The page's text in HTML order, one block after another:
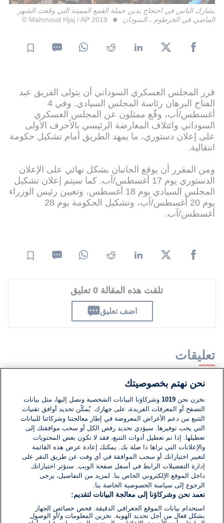
يشارك الناس في احتجاج يدين حملة القمع المميتة التي وقعت الشهر
الماضي في الخرطوم ، السودان
Mahmoud Hjaj / AP 2019 ©
قرر المجلس العسكري السوداني أن يتولى الفريق عبد
الفتاح البرهان رئاسة المجلس السيادي. وفي 4
أغسطس/آب، وقّع ممثلون عن المجلس العسكري
السوداني وائتلاف المعارضة الرئيسي بالأحرف الأولى
على إعلان دستوري، ما يمهد الطريق أمام تشكيل حكومة
انتقالية.
ومن المقرر أن يوقع الجانبان بشكل نهائي على الإعلان
الدستوري يوم 17 أغسطس/آب. كما سيتم إعلان تشكيل
المجلس السيادي يوم 18 أغسطس، وتعيين رئيس الوزراء
يوم 20 أغسطس/آب، وتشكيل الحكومة يوم 28
أغسطس/آب.
تلقت هذه المقالة 0 تعليق
اضف تعليق
تعليقات
لا توجد تعليقات مكتوبة حتى الآن. كن الأول!
اكتب تعليقًا جديدًا ...
نحن نهتم بخصوصيتك
نخزن نحن1019 وشركاؤنا البيانات الشخصية ونصل إليها، مثل بيانات
التصفح أو المعرفات الفريدة، على جهازك. يُمكّن تحديد أوافق تقنيات
التتبع من دعم الأغراض المعروضة في إطار معالجتنا وشركائنا للبيانات
التي يجب توفيرها. سيؤدي تحديد رفض الكل أو سحب موافقتك إلى
تعطيلها. إذا تم تعطيل أدوات التتبع، فقد لا تكون بعض المحتويات
والإعلانات التي تراها ذا صلة بك. يمكنك إعادة عرض هذه القائمة
لتغيير اختياراتك أو سحب الموافقة في أي وقت عن طريق النقر على
إدارة التفضيلات الرابط في أسفل صفحة الويب. ستؤثر اختياراتك
داخل الموقع الإلكتروني الخاص بنا. لمزيد من التفاصيل، يرجى
الرجوع إلى سياسة الخصوصية الخاصة بنا.
نعمد نحن وشركاؤنا إلى معالجة البيانات لتقديم:
استخدام بيانات الموقع الجغرافي الدقيقة. فحص خصائص الجهاز
بشكل فعال من أجل تحديد الهوية. تخزين المعلومات و/أو الوصول